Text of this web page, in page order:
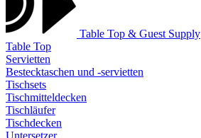
Table Top & Guest Supply
Table Top
Servietten
Bestecktaschen und -servietten
Tischsets
Tischmitteldecken
Tischläufer
Tischdecken